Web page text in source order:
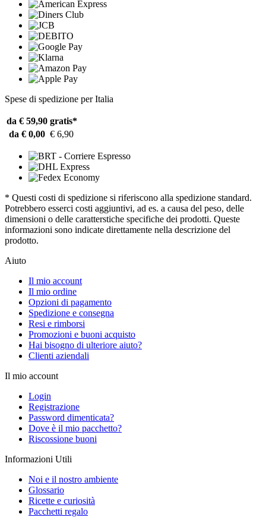
Spese di spedizione per Italia
da € 59,90 gratis*
da € 0,00 € 6,90
* Questi costi di spedizione si riferiscono alla spedizione standard.
Potrebbero esserci costi aggiuntivi, ad es. a causa del peso, delle
dimensioni o delle caratterstiche specifiche dei prodotti. Queste
informazioni sono indicate direttamente nella descrizione del
prodotto.
Aiuto
Il mio account
Il mio ordine
Opzioni di pagamento
Spedizione e consegna
Resi e rimborsi
Promozioni e buoni acquisto
Hai bisogno di ulteriore aiuto?
Clienti aziendali
Il mio account
Login
Registrazione
Password dimenticata?
Dove è il mio pacchetto?
Riscossione buoni
Informazioni Utili
Noi e il nostro ambiente
Glossario
Ricette e curiosità
Pacchetti regalo